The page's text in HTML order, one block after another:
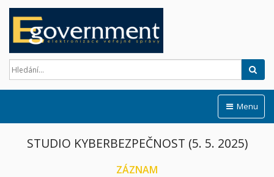
Menu
STUDIO KYBERBEZPEČNOST (5. 5. 2025)
ZÁZNAM